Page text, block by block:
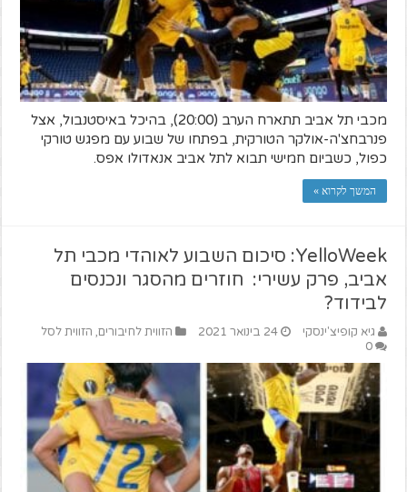
מכבי תל אביב תתארח הערב (20:00), בהיכל באיסטנבול, אצל
פנרבחצ'ה-אולקר הטורקית, בפתחו של שבוע עם מפגש טורקי
כפול, כשביום חמישי תבוא לתל אביב אנאדולו אפס.
המשך לקרוא »
YelloWeek: סיכום השבוע לאוהדי מכבי תל
אביב, פרק עשירי: חוזרים מהסגר ונכנסים
לבידוד?
גיא קופיצ'ינסקי 24 בינואר 2021 הזווית לחיבורים, הזווית לסל
0